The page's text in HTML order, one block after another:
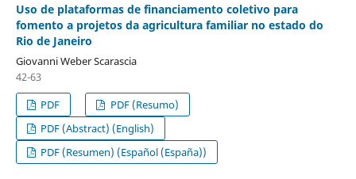
Uso de plataformas de financiamento coletivo para
fomento a projetos da agricultura familiar no estado do
Rio de Janeiro
Giovanni Weber Scarascia
42-63
PDF
PDF (Resumo)
PDF (Abstract) (English)
PDF (Resumen) (Español (España))